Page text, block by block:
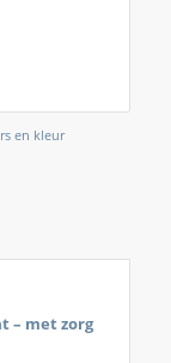
en kleur
– met zorg